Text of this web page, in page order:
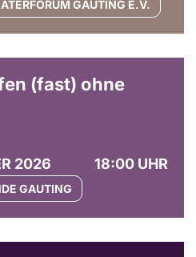
GAUTING E.V.
(fast) ohne
2026 18:00 UHR
GAUTING